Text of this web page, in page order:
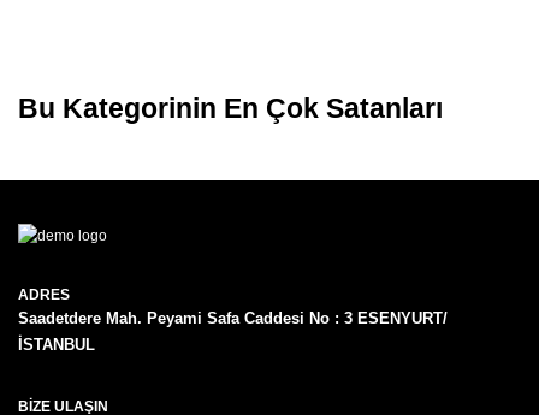
Bu Kategorinin En Çok Satanları
ADRES
Saadetdere Mah. Peyami Safa Caddesi No : 3 ESENYURT/
İSTANBUL
BIZE ULAŞIN